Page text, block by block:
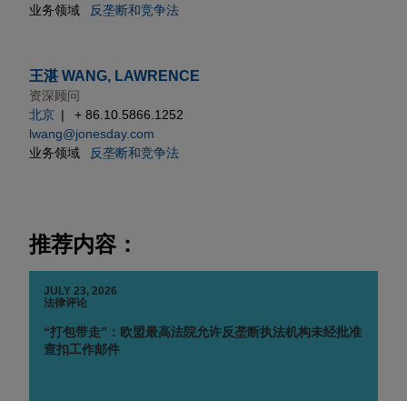
业务领域
反垄断和竞争法
王湛 WANG, LAWRENCE
资深顾问
北京
+ 86.10.5866.1252
lwang@jonesday.com
业务领域
反垄断和竞争法
推荐内容：
JULY 23, 2026
法律评论
“打包带走”：欧盟最高法院允许反垄断执法机构未经批准
查扣工作邮件